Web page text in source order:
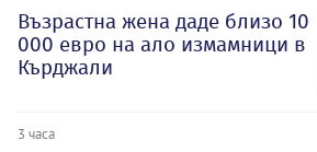
Възрастна жена даде близо 10
000 евро на ало измамници в
Кърджали
3 часа